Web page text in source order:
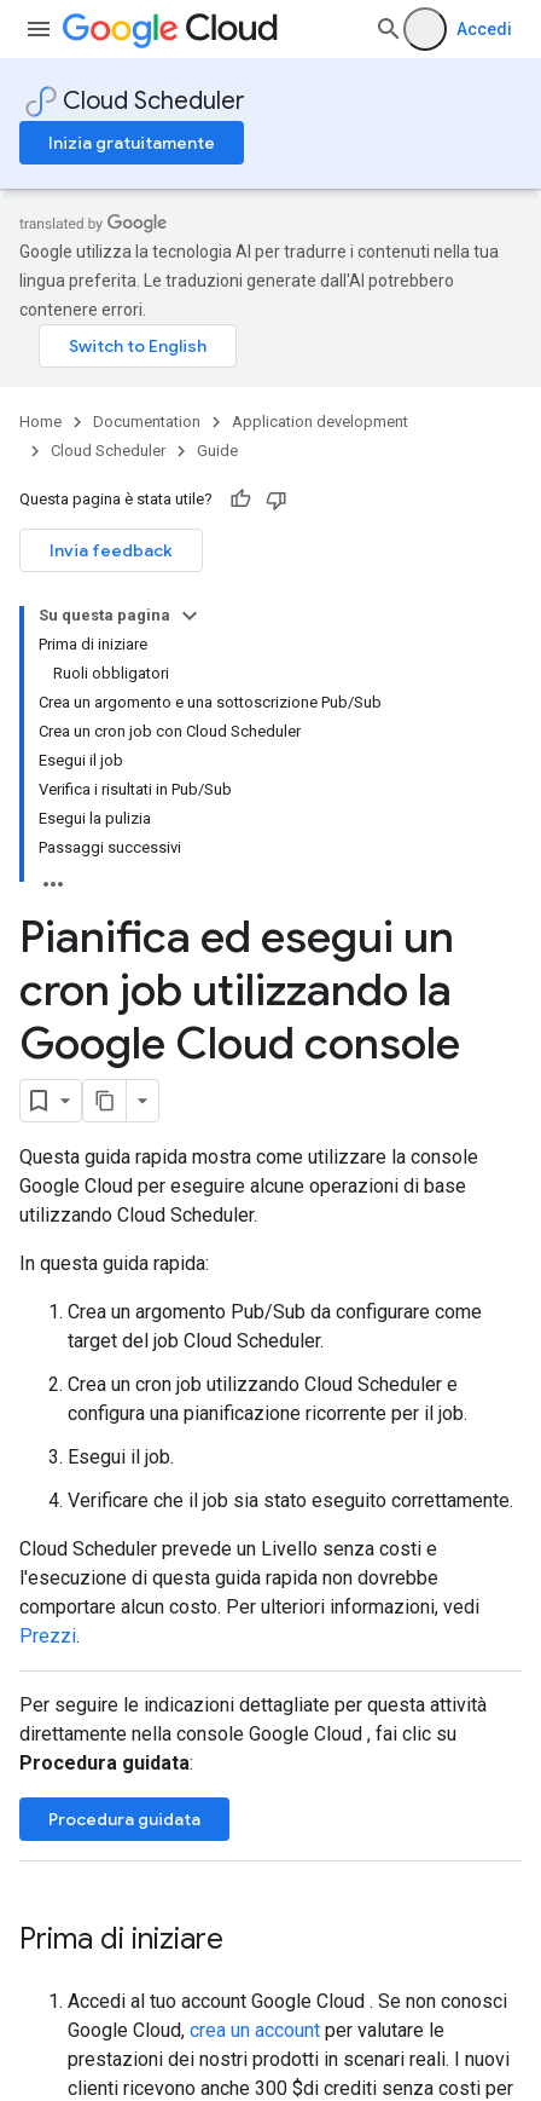
Accedi
Cloud Scheduler
Inizia gratuitamente
Google utilizza la tecnologia AI per tradurre i contenuti nella tua
lingua preferita. Le traduzioni generate dall'AI potrebbero
contenere errori.
Home Documentation
Application development
Cloud Scheduler
Guide
Questa pagina è stata utile?
Invia feedback
Su questa pagina
Prima di iniziare
Ruoli obbligatori
Crea un argomento e una sottoscrizione Pub/Sub
Crea un cron job con Cloud Scheduler
Esegui il job
Verifica i risultati in Pub/Sub
Esegui la pulizia
Passaggi successivi
Pianifica ed esegui un
cron job utilizzando la
Google Cloud console
Questa guida rapida mostra come utilizzare la console
Google Cloud per eseguire alcune operazioni di base
utilizzando Cloud Scheduler.
In questa guida rapida:
Crea un argomento Pub/Sub da configurare come
target del job Cloud Scheduler.
Crea un cron job utilizzando Cloud Scheduler e
configura una pianificazione ricorrente per il job.
Esegui il job.
Verificare che il job sia stato eseguito correttamente.
Cloud Scheduler prevede un Livello senza costi e
l'esecuzione di questa guida rapida non dovrebbe
comportare alcun costo. Per ulteriori informazioni, vedi
Prezzi.
Per seguire le indicazioni dettagliate per questa attività
direttamente nella console Google Cloud , fai clic su
Procedura guidata:
Procedura guidata
Prima di iniziare
Accedi al tuo account Google Cloud . Se non conosci
Google Cloud, crea un account per valutare le
prestazioni dei nostri prodotti in scenari reali. I nuovi
clienti ricevono anche 300 $di crediti senza costi per